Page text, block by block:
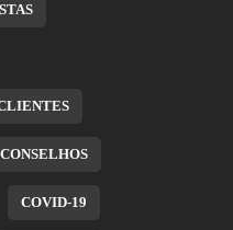
CONSELHOS
COVID-19